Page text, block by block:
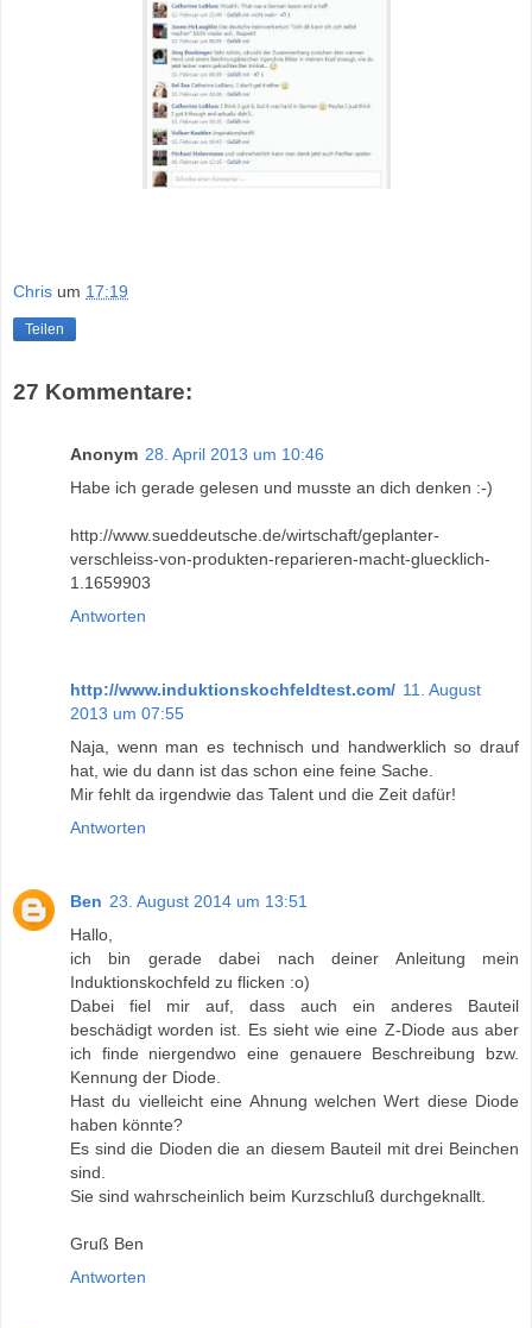
Chris um 17:19
Teilen
27 Kommentare:
Anonym 28. April 2013 um 10:46
Habe ich gerade gelesen und musste an dich denken :-)
http://www.sueddeutsche.de/wirtschaft/geplanter-
verschleiss-von-produkten-reparieren-macht-gluecklich-
1.1659903
Antworten
http://www.induktionskochfeldtest.com/ 11. August
2013 um 07:55
Naja, wenn man es technisch und handwerklich so drauf
hat, wie du dann ist das schon eine feine Sache.
Mir fehlt da irgendwie das Talent und die Zeit dafür!
Antworten
Ben 23. August 2014 um 13:51
Hallo,
ich bin gerade dabei nach deiner Anleitung mein
Induktionskochfeld zu flicken :o)
Dabei fiel mir auf, dass auch ein anderes Bauteil
beschädigt worden ist. Es sieht wie eine Z-Diode aus aber
ich finde niergendwo eine genauere Beschreibung bzw.
Kennung der Diode.
Hast du vielleicht eine Ahnung welchen Wert diese Diode
haben könnte?
Es sind die Dioden die an diesem Bauteil mit drei Beinchen
sind.
Sie sind wahrscheinlich beim Kurzschluß durchgeknallt.
Gruß Ben
Antworten